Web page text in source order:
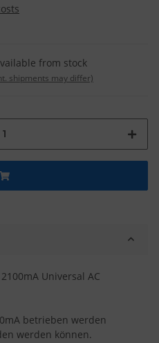
from stock
shipments may differ)
Universal AC
betrieben werden
werden können.